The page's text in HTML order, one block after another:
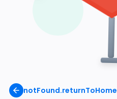
notFound.returnToHome